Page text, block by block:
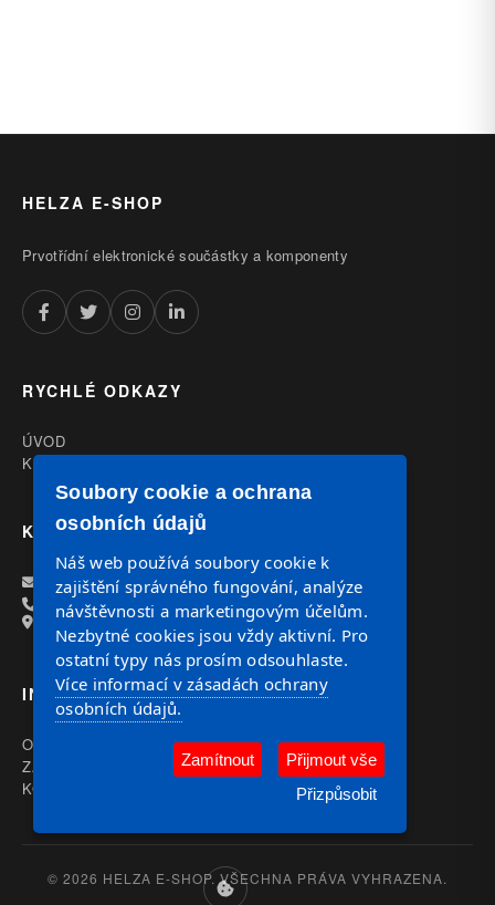
HELZA E-SHOP
Prvotřídní elektronické součástky a komponenty
RYCHLÉ ODKAZY
ÚVOD
KATALOG
KONTAKT
OBJEDNAVKY@HELZA.CZ
+420 602 117 221
Havlíčkova 27 586 01 Jihlava
INFORMACE
OBCHODNÍ PODMÍNKY
ZÁSADY OCHRANY OSOBNÍCH ÚDAJŮ (GDPR)
KONTAKT
© 2026 HELZA E-SHOP. VŠECHNA PRÁVA VYHRAZENA.
Soubory cookie a ochrana
osobních údajů
Náš web používá soubory cookie k
zajištění správného fungování, analýze
návštěvnosti a marketingovým účelům.
Nezbytné cookies jsou vždy aktivní. Pro
ostatní typy nás prosím odsouhlaste.
Více informací v zásadách ochrany
osobních údajů.
Zamítnout
Přijmout vše
Přizpůsobit